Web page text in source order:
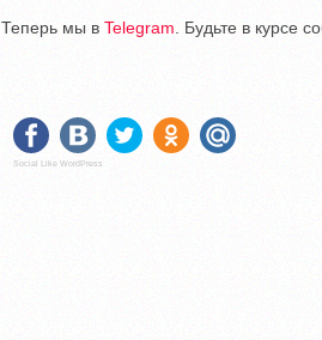
Теперь мы в Telegram . Будьте в курсе
Social Like WordPress